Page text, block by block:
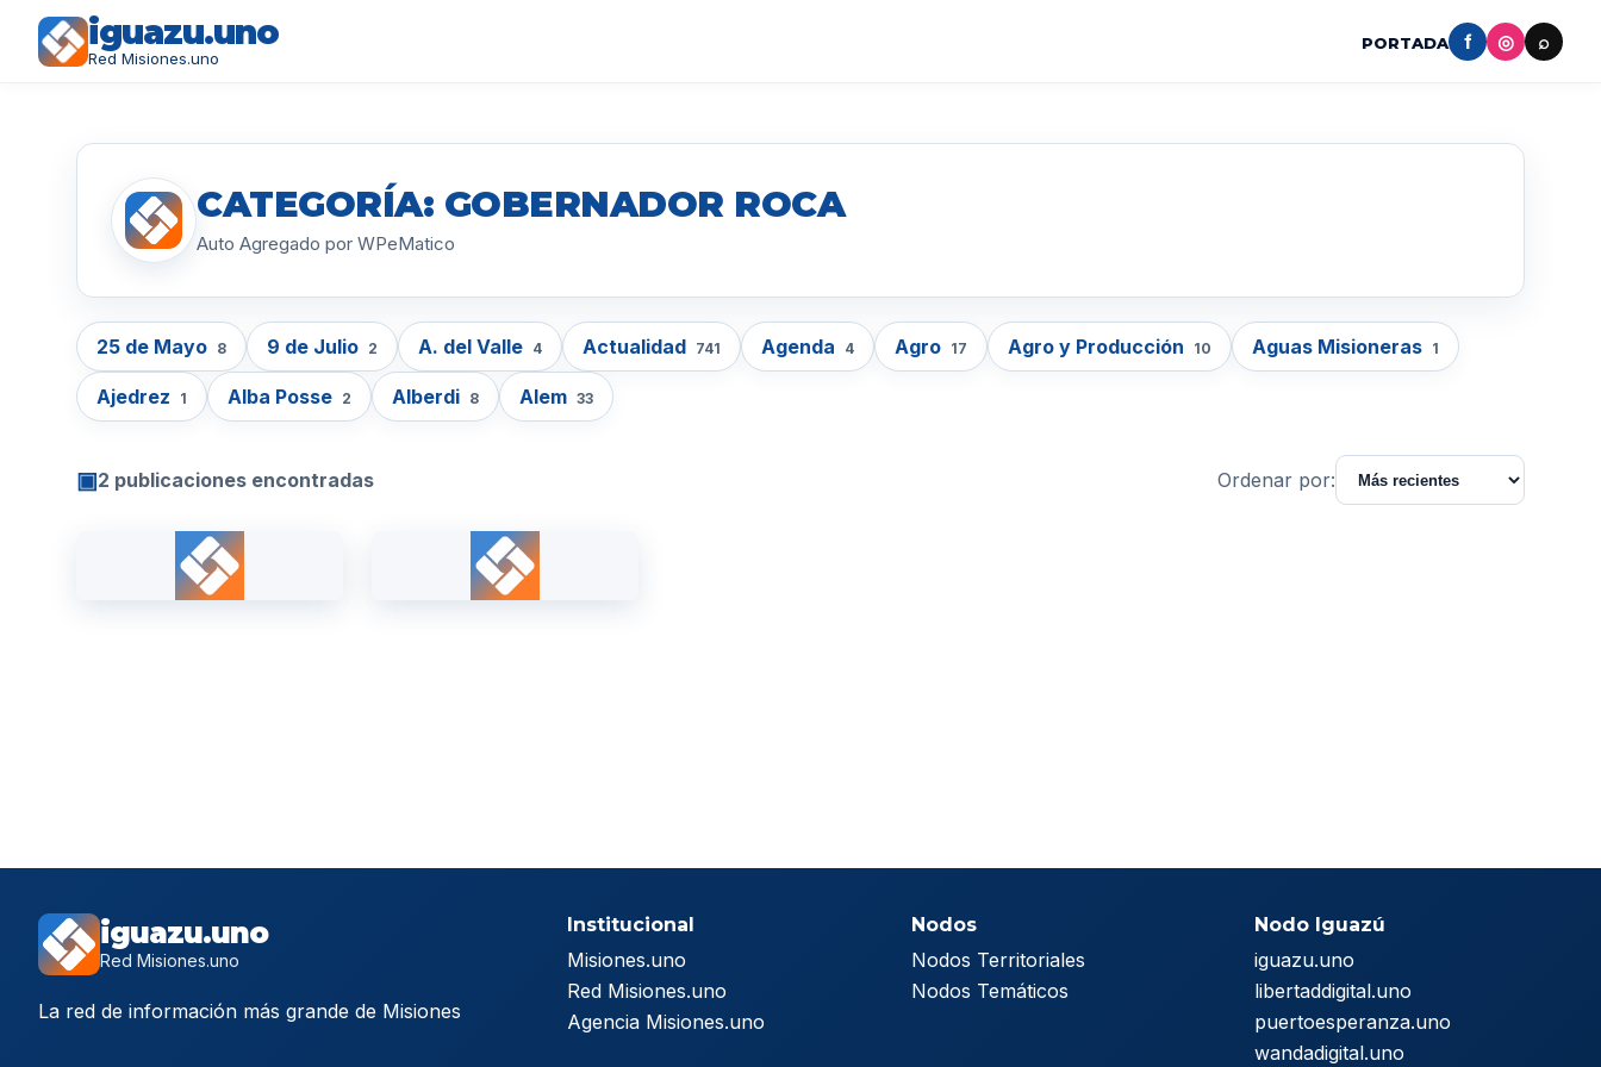
iguazu.uno
Red Misiones.uno
PORTADA f ◎ ⌕
CATEGORÍA: GOBERNADOR ROCA
Auto Agregado por WPeMatico
25 de Mayo 8 9 de Julio 2 A. del Valle 4 Actualidad 741 Agenda 4 Agro 17 Agro y Producción 10 Aguas Misioneras 1
Ajedrez 1 Alba Posse 2 Alberdi 8 Alem 33
▣2 publicaciones encontradas Ordenar por:
iguazu.uno
Red Misiones.uno
La red de información más grande de Misiones
Institucional
Misiones.uno
Red Misiones.uno
Agencia Misiones.uno
Nodos
Nodos Territoriales
Nodos Temáticos
Nodo Iguazú
iguazu.uno
libertaddigital.uno
puertoesperanza.uno
wandadigital.uno